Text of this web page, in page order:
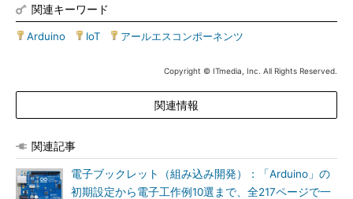
関連キーワード
Arduino IoT アールエスコンポーネンツ
Copyright © ITmedia, Inc. All Rights Reserved.
関連情報
関連記事
電子ブックレット（組み込み開発）：「Arduino」の
初期設定から電子工作例10選まで、全217ページで一